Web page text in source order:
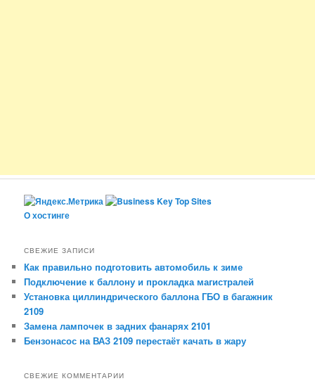
О хостинге
СВЕЖИЕ ЗАПИСИ
Как правильно подготовить автомобиль к зиме
Подключение к баллону и прокладка магистралей
Установка циллиндрического баллона ГБО в багажник
2109
Замена лампочек в задних фанарях 2101
Бензонасос на ВАЗ 2109 перестаёт качать в жару
СВЕЖИЕ КОММЕНТАРИИ